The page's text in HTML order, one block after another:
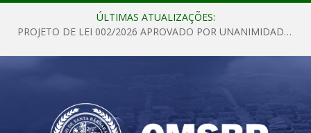
ÚLTIMAS ATUALIZAÇÕES:
PROJETO DE LEI 002/2026 APROVADO POR UNANIMIDADE EM SESSÃO ORDINÁRIA NESTA QUINTA – FEIRA 28 DE MAIO DE 2026